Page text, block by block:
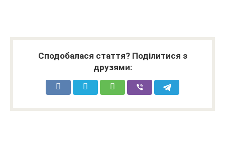
Сподобалася стаття? Поділитися з
друзями: